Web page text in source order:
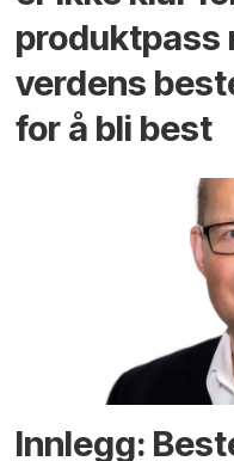
produktpass
verdens
for å bli best
Innlegg: